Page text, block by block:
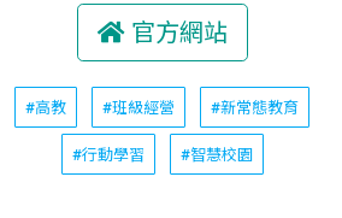
官方網站
#高教 #班級經營 #新常態教育
#行動學習 #智慧校園